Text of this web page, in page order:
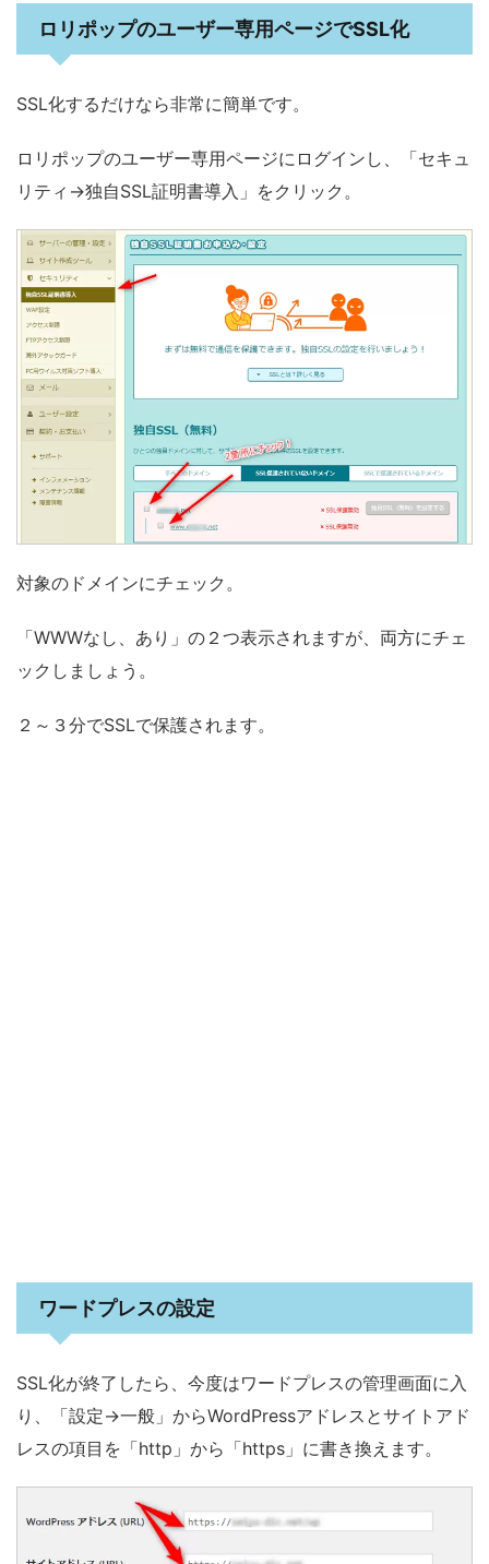
ロリポップのユーザー専用ページでSSL化
SSL化するだけなら非常に簡単です。
ロリポップのユーザー専用ページにログインし、「セキュ
リティ→独自SSL証明書導入」をクリック。
対象のドメインにチェック。
「WWWなし、あり」の２つ表示されますが、両方にチェ
ックしましょう。
２～３分でSSLで保護されます。
ワードプレスの設定
SSL化が終了したら、今度はワードプレスの管理画面に入
り、「設定→一般」からWordPressアドレスとサイトアド
レスの項目を「http」から「https」に書き換えます。